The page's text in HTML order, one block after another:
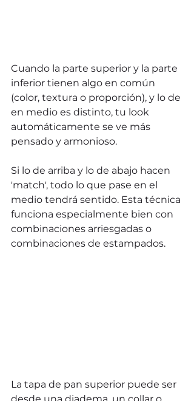
Cuando la parte superior y la parte
inferior tienen algo en común
(color, textura o proporción), y lo de
en medio es distinto, tu look
automáticamente se ve más
pensado y armonioso.
Si lo de arriba y lo de abajo hacen
'match', todo lo que pase en el
medio tendrá sentido. Esta técnica
funciona especialmente bien con
combinaciones arriesgadas o
combinaciones de estampados.
La tapa de pan superior puede ser